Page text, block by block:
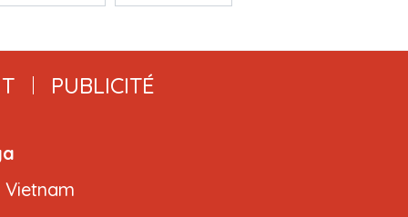
PUBLICITÉ
Vietnam